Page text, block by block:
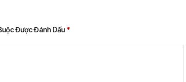
Được Đánh Dấu *